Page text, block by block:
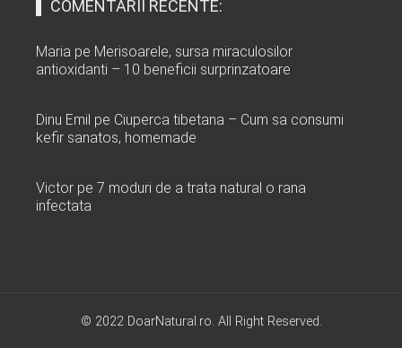
COMENTARII RECENTE:
Maria pe Merisoarele, sursa miraculosilor
antioxidanti – 10 beneficii surprinzatoare
Dinu Emil pe Ciuperca tibetana – Cum sa consumi
kefir sanatos, homemade
Victor pe 7 moduri de a trata natural o rana
infectata
© 2022 DoarNatural.ro. All Right Reserved.